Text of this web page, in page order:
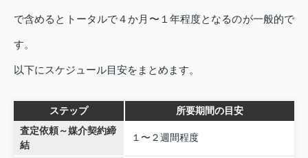
で含めるとトータルで４か月〜１年程度となるのが一般的で
す。
以下にスケジュール目安をまとめます。
ステップ
所要期間の目安
査定依頼～媒介契約締
結
１〜２週間程度